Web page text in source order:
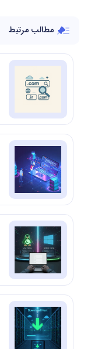
مطالب مرتبط